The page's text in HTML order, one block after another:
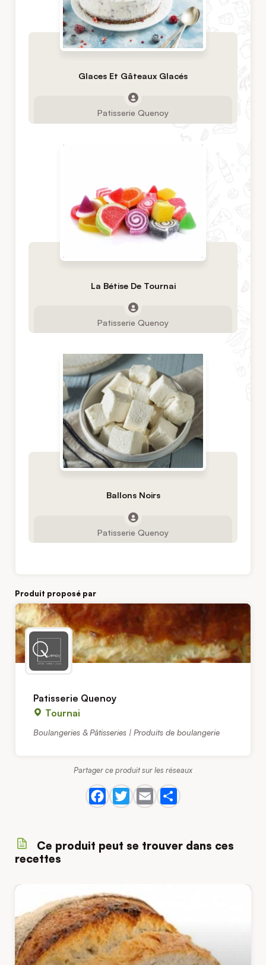
Glaces Et Gâteaux Glacés
Patisserie Quenoy
La Bétise De Tournai
Patisserie Quenoy
Ballons Noirs
Patisserie Quenoy
Produit proposé par
Patisserie Quenoy
Tournai
Boulangeries & Pâtisseries | Produits de boulangerie
Partager ce produit sur les réseaux
Ce produit peut se trouver dans ces
recettes